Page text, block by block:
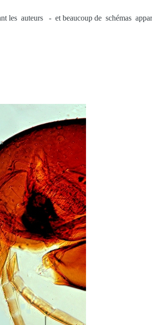
les auteurs - et beaucoup de schémas